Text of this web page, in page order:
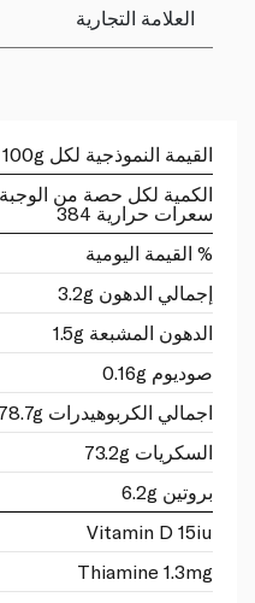
العلامة التجارية
القيمة النموذجية لكل 100g
الكمية لكل حصة من الوجبة
سعرات حرارية 384
% القيمة اليومية
إجمالي الدهون 3.2g
الدهون المشبعة 1.5g
صوديوم 0.16g
اجمالي الكربوهيدرات 78.7g
السكريات 73.2g
بروتين 6.2g
Vitamin D 15iu
Thiamine 1.3mg